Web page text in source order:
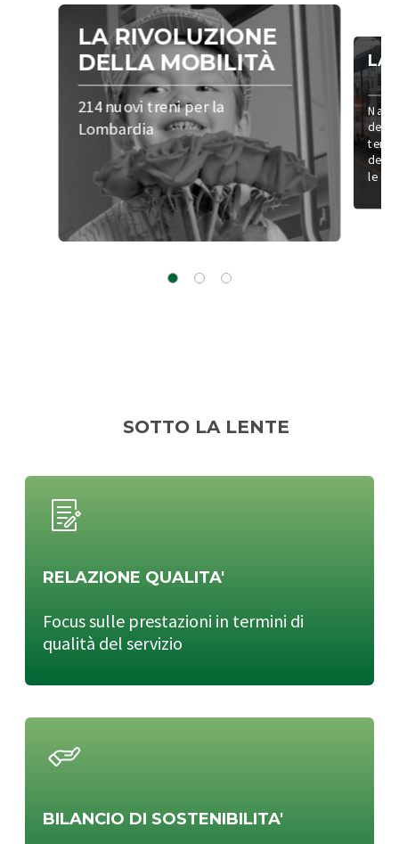
LA RIVOLUZIONE
DELLA MOBILITÀ
214 nuovi treni per la
Lombardia
LA
della
le
SOTTO LA LENTE
RELAZIONE QUALITA'
Focus sulle prestazioni in termini di
qualità del servizio
BILANCIO DI SOSTENIBILITA'